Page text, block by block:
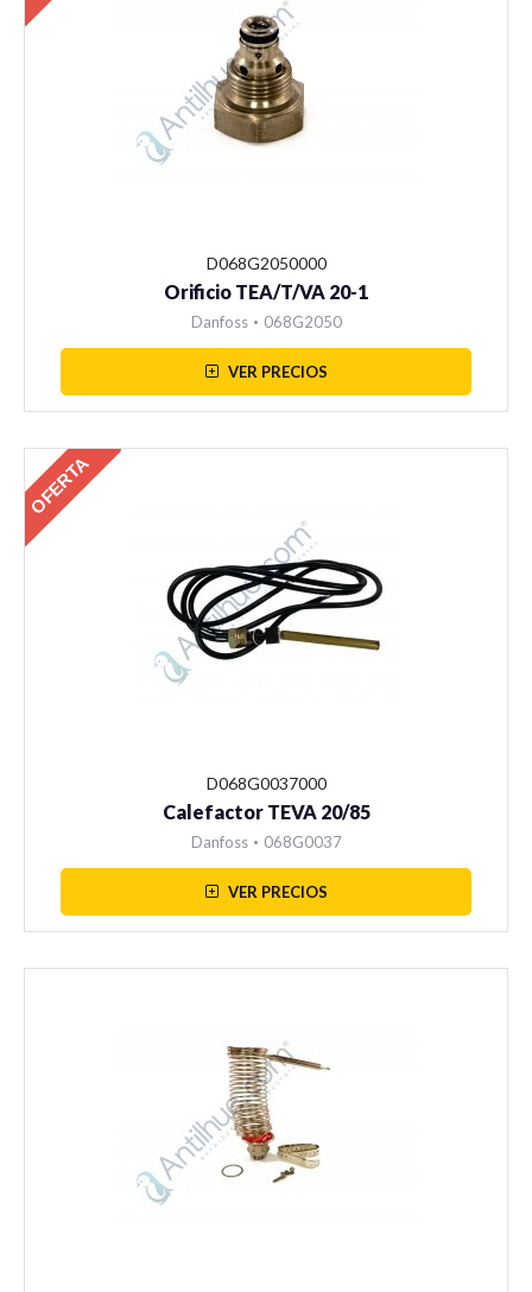
D068G2050000
Orificio TEA/T/VA 20-1
Danfoss • 068G2050
VER PRECIOS
OFERTA
D068G0037000
Calefactor TEVA 20/85
Danfoss • 068G0037
VER PRECIOS